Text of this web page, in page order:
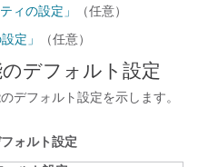
ィの設定」
（任意）
定」 （任意）
デフォルト設定
デフォルト設定を示します。
ォルト設定